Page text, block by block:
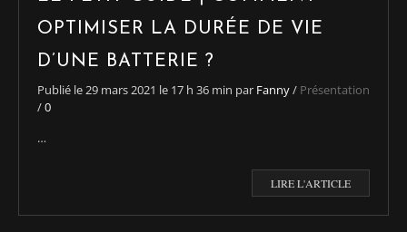
OPTIMISER LA DURÉE DE VIE
D’UNE BATTERIE ?
Publié le29 mars 2021 le 17 h 36 min par Fanny/ Présentation
/0
…
LIRE L'ARTICLE